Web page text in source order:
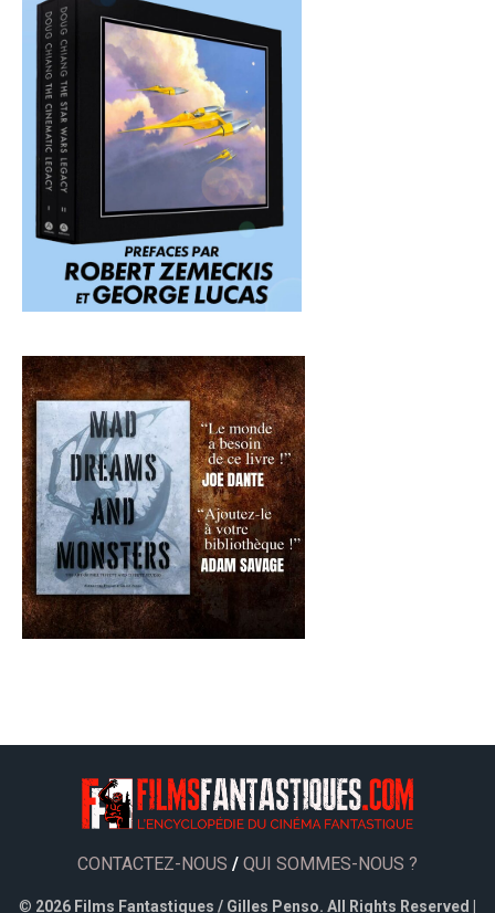
CONTACTEZ-NOUS / QUI SOMMES-NOUS ?
© 2026 Films Fantastiques / Gilles Penso. All Rights Reserved |